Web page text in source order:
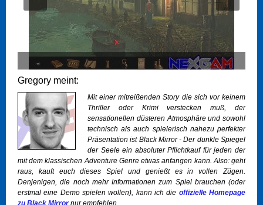
Gregory meint:
Mit einer mitreißenden Story die sich vor keinem
Thriller oder Krimi verstecken muß, der
sensationellen düsteren Atmosphäre und sowohl
technisch als auch spielerisch nahezu perfekter
Präsentation ist Black Mirror - Der dunkle Spiegel
der Seeleein absoluter Pflichtkauf für jeden der
mit dem klassischen Adventure Genre etwas anfangen kann. Also: geht
raus, kauft euch dieses Spiel und genießt es in vollen Zügen.
Denjenigen, die noch mehr Informationen zum Spiel brauchen (oder
erstmal eine Demo spielen wollen), kann ich die offizielle Homepage